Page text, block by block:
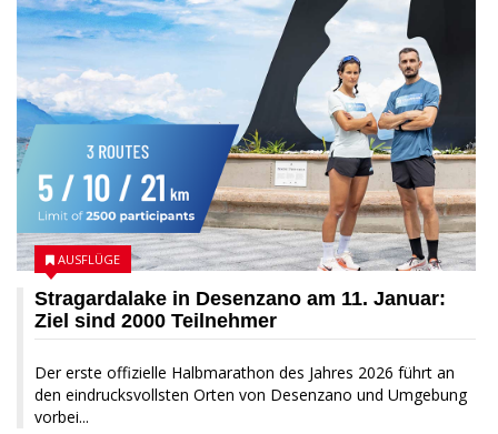
Stragardalake in Desenzano am 11. Januar:
Ziel sind 2000 Teilnehmer
Der erste offizielle Halbmarathon des Jahres 2026 führt an
den eindrucksvollsten Orten von Desenzano und Umgebung
vorbei...
AUSFLÜGE